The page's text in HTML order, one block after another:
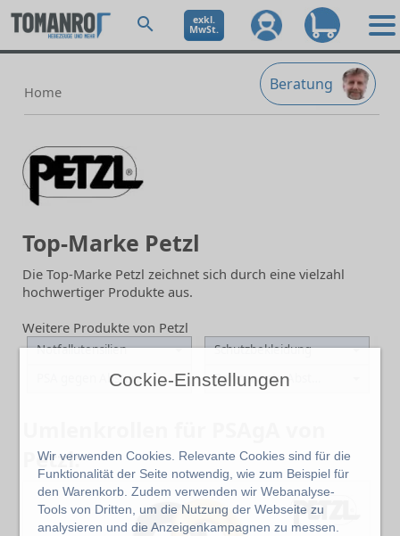
Cockie-Einstellungen
Wir verwenden Cookies. Relevante Cookies sind für die
Funktionalität der Seite notwendig, wie zum Beispiel für
den Warenkorb. Zudem verwenden wir Webanalyse-
Tools von Dritten, um die Nutzung der Webseite zu
analysieren und die Anzeigenkampagnen zu messen.
exkl.
MwSt.
Beratung
Home
Top-Marke Petzl
Die Top-Marke Petzl zeichnet sich durch eine vielzahl
hochwertiger Produkte aus.
Weitere Produkte von Petzl
Notfallutensilien
Schutzbekleidung
PSA gegen Absturz
Permanente Absturzsicherung
Petzl: